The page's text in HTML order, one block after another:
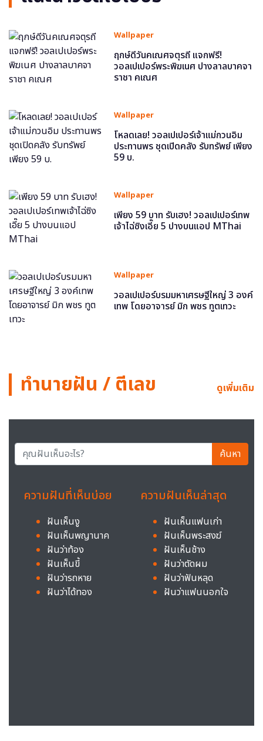
Wallpaper
ฤกษ์ดีวันคเณศจตุรถี แจกฟรี!
วอลเปเปอร์พระพิฆเนศ ปางลาลบาคจา
ราชา คเณศ
Wallpaper
โหลดเลย! วอลเปเปอร์เจ้าแม่กวนอิม
ประทานพร ชุดเปิดคลัง รับทรัพย์ เพียง
59 บ.
Wallpaper
เพียง 59 บาท รับเฮง! วอลเปเปอร์เทพ
เจ้าไฉ่ซิงเอี๊ย 5 ปางบนแอป MThai
Wallpaper
วอลเปเปอร์บรมมหาเศรษฐีใหญ่ 3 องค์
เทพ โดยอาจารย์ มิก พชร ทูตเทวะ
ทำนายฝัน / ตีเลข ดูเพิ่มเติม
ค้นหา
ความฝันที่เห็นบ่อย
ฝันเห็นงู
ฝันเห็นพญานาค
ฝันว่าท้อง
ฝันเห็นขี้
ฝันว่ารถหาย
ฝันว่าได้ทอง
ความฝันเห็นล่าสุด
ฝันเห็นแฟนเก่า
ฝันเห็นพระสงฆ์
ฝันเห็นช้าง
ฝันว่าตัดผม
ฝันว่าฟันหลุด
ฝันว่าแฟนนอกใจ